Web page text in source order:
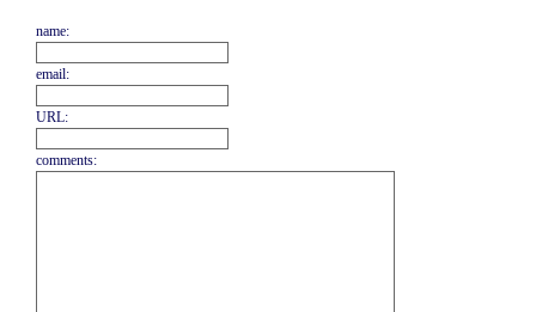
name:
email:
URL:
comments: